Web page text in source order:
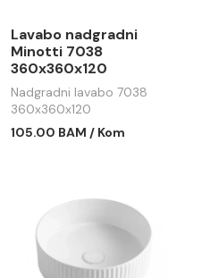
Lavabo nadgradni
Minotti 7038
360x360x120
Nadgradni lavabo 7038
360x360x120
105.00 BAM / Kom